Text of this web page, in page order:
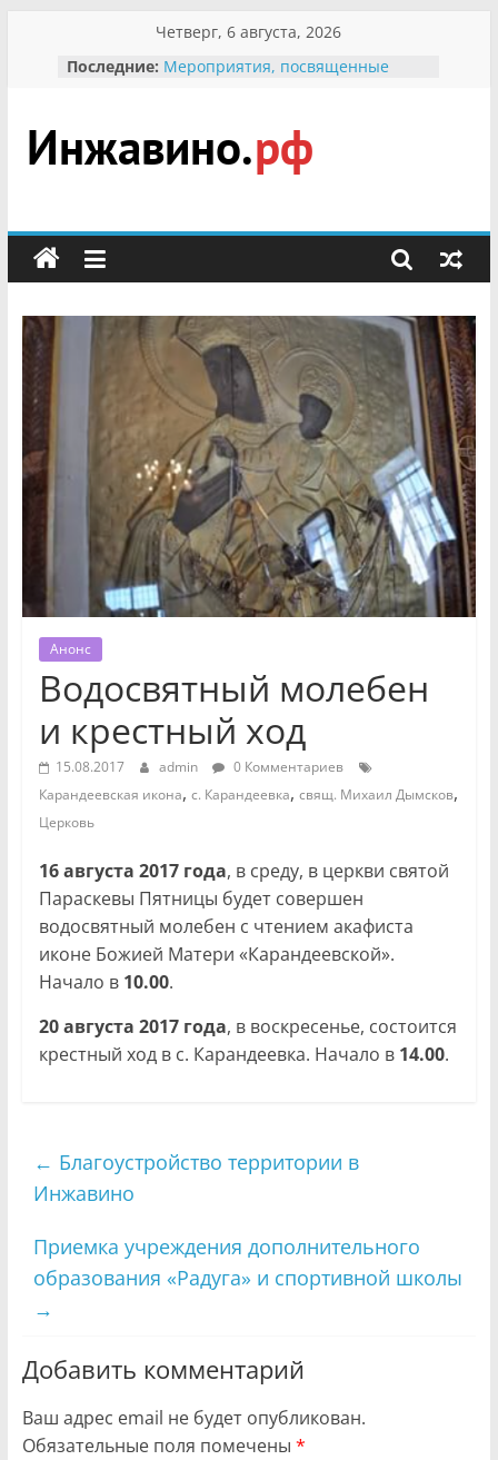
содержимому
Четверг, 6 августа, 2026
Последние: Мероприятия, посвященные
гражданин Инжавинского округа»
участнице Великой
Отечественной, фронтовичке
Безопасность в сети Интернет
мероприятии «Сохраним
первоцветы!»
В вольере Воронинского
заповедника родились крапчатые
суслики
Инжавино.рф
сельский
портал
Анонс
Водосвятный молебен
и крестный ход
15.08.2017 admin
0 Комментариев
Карандеевская икона, с. Карандеевка, свящ. Михаил Дымсков,
Церковь
16 августа 2017 года, в среду, в церкви святой
Параскевы Пятницы будет совершен
водосвятный молебен с чтением акафиста
иконе Божией Матери «Карандеевской».
Начало в 10.00.
20 августа 2017 года, в воскресенье, состоится
крестный ход в с. Карандеевка. Начало в 14.00.
← Благоустройство территории в
Инжавино
Приемка учреждения дополнительного
образования «Радуга» и спортивной школы
→
Добавить комментарий
Ваш адрес email не будет опубликован.
Обязательные поля помечены *